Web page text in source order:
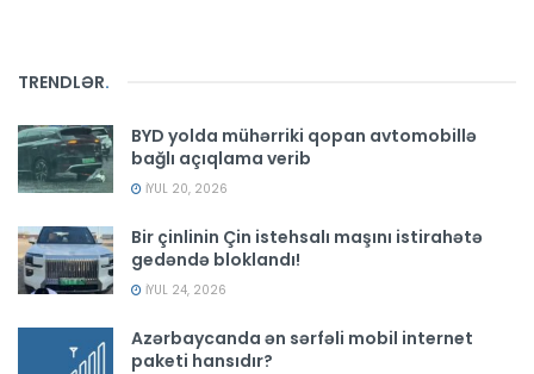
TRENDLƏR.
BYD yolda mühərriki qopan avtomobillə
bağlı açıqlama verib
İYUL 20, 2026
Bir çinlinin Çin istehsalı maşını istirahətə
gedəndə bloklandı!
İYUL 24, 2026
Azərbaycanda ən sərfəli mobil internet
paketi hansıdır?